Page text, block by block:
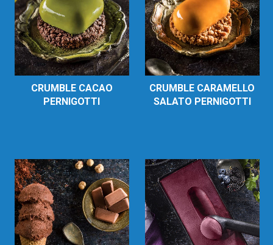
CRUMBLE CACAO
PERNIGOTTI
CRUMBLE CARAMELLO
SALATO PERNIGOTTI